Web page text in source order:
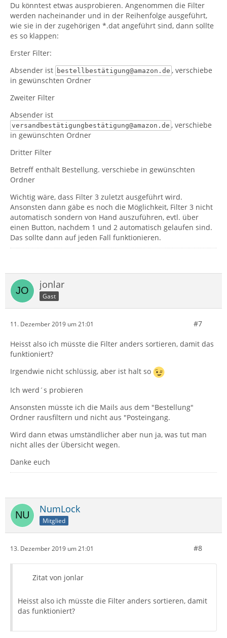
Du könntest etwas ausprobieren. Angenommen die Filter
werden nacheinander und in der Reihenfolge ausgeführt,
wie sie in der zugehörigen *.dat angeführt sind, dann sollte
es so klappen:
Erster Filter:
Absender ist bestellbestätigung@amazon.de , verschiebe
in gewünschten Ordner
Zweiter Filter
Absender ist
versandbestätigungbestätigung@amazon.de , verschiebe
in gewünschten Ordner
Dritter Filter
Betreff enthält Bestellung. verschiebe in gewünschten
Ordner
Wichtig wäre, dass Filter 3 zuletzt ausgeführt wird.
Ansonsten dann gäbe es noch die Möglichkeit, Filter 3 nicht
automatisch sondern von Hand auszuführen, evtl. über
einen Button, nachdem 1 und 2 automatisch gelaufen sind.
Das sollte dann auf jeden Fall funktionieren.
jonlar
Gast
11. Dezember 2019 um 21:01 #7
Heisst also ich müsste die Filter anders sortieren, damit das
funktioniert?
Irgendwie nicht schlüssig, aber ist halt so
Ich werd´s probieren
Ansonsten müsste ich die Mails aus dem "Bestellung"
Ordner rausfiltern und nicht aus "Posteingang.
Wird dann etwas umständlicher aber nun ja, was tut man
nicht alles der Übersicht wegen.
Danke euch
NumLock
Mitglied
13. Dezember 2019 um 21:01 #8
Zitat von jonlar
Heisst also ich müsste die Filter anders sortieren, damit
das funktioniert?